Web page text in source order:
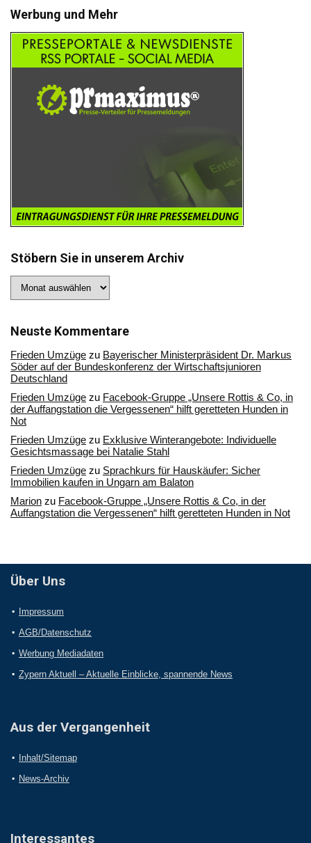
Werbung und Mehr
Stöbern Sie in unserem Archiv
Sie
Archiv
Neuste Kommentare
Frieden Umzüge zu Bayerischer Ministerpräsident Dr. Markus
Söder auf der Bundeskonferenz der Wirtschaftsjunioren
Deutschland
Frieden Umzüge zu Facebook-Gruppe „Unsere Rottis & Co, in
der Auffangstation die Vergessenen“ hilft geretteten Hunden in
Not
Frieden Umzüge zu Exklusive Winterangebote: Individuelle
Gesichtsmassage bei Natalie Stahl
Frieden Umzüge zu Sprachkurs für Hauskäufer: Sicher
Immobilien kaufen in Ungarn am Balaton
Marion zu Facebook-Gruppe „Unsere Rottis & Co, in der
Auffangstation die Vergessenen“ hilft geretteten Hunden in Not
Über Uns
Impressum
AGB/Datenschutz
Werbung Mediadaten
Zypern Aktuell – Aktuelle Einblicke, spannende News
Aus der Vergangenheit
Inhalt/Sitemap
News-Archiv
Interessantes